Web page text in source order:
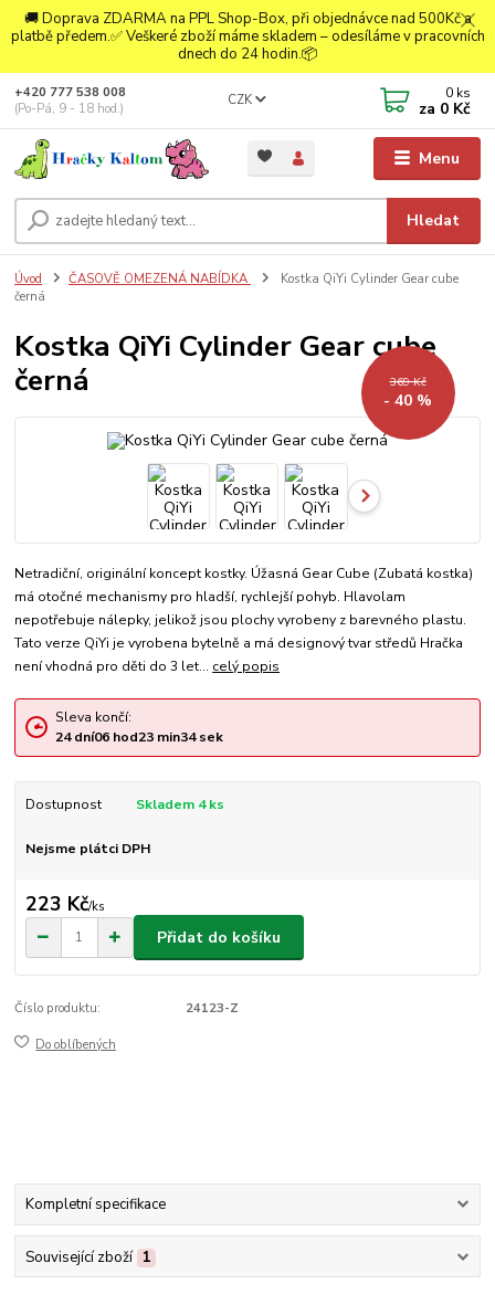
🚚 Doprava ZDARMA na PPL Shop-Box, při objednávce nad 500Kč a
platbě předem.✅ Veškeré zboží máme skladem – odesíláme v pracovních
dnech do 24 hodin.📦
Menu
CZK
Hledat
+420 777 538 008
(Po-Pá, 9 - 18 hod.)
0 ks
za 0 Kč
Úvod ČASOVĚ OMEZENÁ NABÍDKA
Kostka QiYi Cylinder Gear cube
černá
Kostka QiYi Cylinder Gear cube
černá
369 Kč
- 40 %
Netradiční, originální koncept kostky. Úžasná Gear Cube (Zubatá kostka)
má otočné mechanismy pro hladší, rychlejší pohyb. Hlavolam
nepotřebuje nálepky, jelikož jsou plochy vyrobeny z barevného plastu.
Tato verze QiYi je vyrobena bytelně a má designový tvar středů Hračka
není vhodná pro děti do 3 let... celý popis
Sleva končí:
24 dní06hod23min33sek
Dostupnost Skladem 4 ks
Nejsme plátci DPH
223 Kč/ks
Přidat do košíku
Číslo produktu: 24123-Z
Do oblíbených
Kompletní specifikace
Související zboží 1